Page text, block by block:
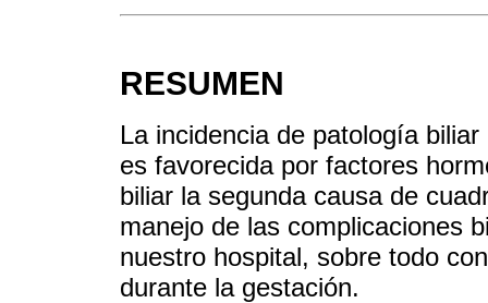
RESUMEN
La incidencia de patología
es favorecida por factores
biliar la segunda causa de
manejo de las complicaciones
nuestro hospital, sobre todo
durante la gestación.